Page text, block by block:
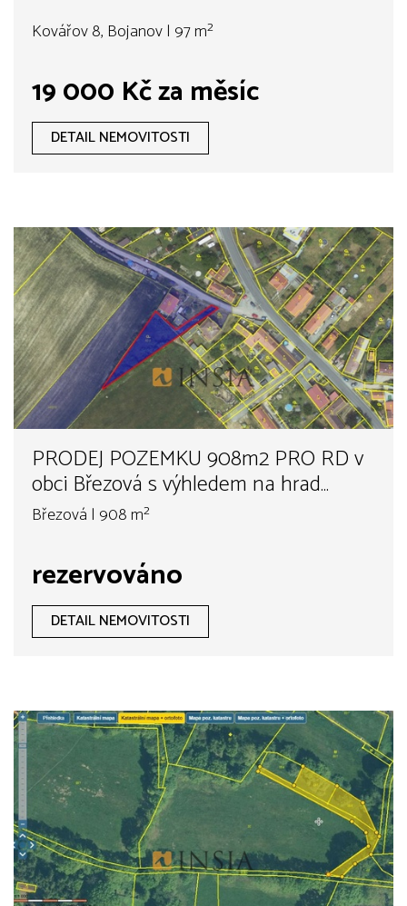
Kovářov 8, Bojanov | 97 m²
19 000 Kč za měsíc
DETAIL NEMOVITOSTI
PRODEJ POZEMKU 908m2 PRO RD v
obci Březová s výhledem na hrad
Točník
Březová | 908 m²
rezervováno
DETAIL NEMOVITOSTI